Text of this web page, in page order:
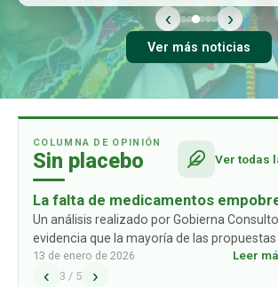
‹ ›
Ver más noticias
COLUMNA DE OPINIÓN
Sin placebo Ver todas
La falta de medicamentos
a las familias: un problema ausente
las propuestas de los partidos
políticos
Un análisis realizado por Gobierna
evidencia que la mayoría de las propuestas
los partidos políticos no consideran un
problema estructural que afecta de manera
13 de enero de 2026 Leer
‹ 3 / 5 ›